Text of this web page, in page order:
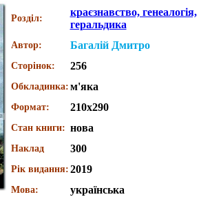
Розділ:
краєзнавство, генеалогія,
геральдика
Автор: Багалій Дмитро
Сторінок: 256
Обкладинка: м'яка
Формат: 210х290
Стан книги: нова
Наклад 300
Рік видання: 2019
Мова: українська